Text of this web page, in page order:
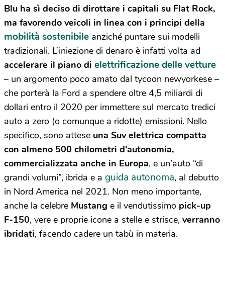
Blu ha sì deciso di dirottare i capitali su Flat Rock,
ma favorendo veicoli in linea con i principi della
mobilità sostenibile anziché puntare sui modelli
tradizionali. L’iniezione di denaro è infatti volta ad
accelerare il piano di elettrificazione delle vetture
– un argomento poco amato dal tycoon newyorkese –
che porterà la Ford a spendere oltre 4,5 miliardi di
dollari entro il 2020 per immettere sul mercato tredici
auto a zero (o comunque a ridotte) emissioni. Nello
specifico, sono attese una Suv elettrica compatta
con almeno 500 chilometri d’autonomia,
commercializzata anche in Europa, e un’auto “di
grandi volumi”, ibrida e a guida autonoma, al debutto
in Nord America nel 2021. Non meno importante,
anche la celebre Mustang e il vendutissimo pick-up
F-150, vere e proprie icone a stelle e strisce, verranno
ibridati, facendo cadere un tabù in materia.